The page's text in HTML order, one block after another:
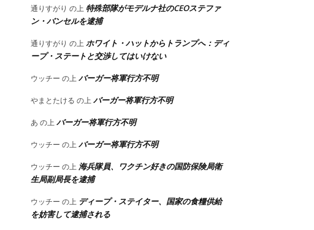
通りすがり の上 特殊部隊がモデルナ社のCEOステファ
ン・バンセルを逮捕
通りすがり の上 ホワイト・ハットからトランプへ：ディ
ープ・ステートと交渉してはいけない
ウッチー の上 バーガー将軍行方不明
やまとたける の上 バーガー将軍行方不明
あ の上 バーガー将軍行方不明
ウッチー の上 バーガー将軍行方不明
ウッチー の上 海兵隊員、ワクチン好きの国防保険局衛
生局副局長を逮捕
ウッチー の上 ディープ・ステイター、国家の食糧供給
を妨害して逮捕される